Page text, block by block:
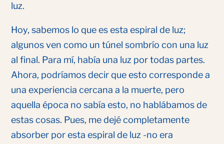
luz.
Hoy, sabemos lo que es esta espiral de luz;
algunos ven como un túnel sombrío con una luz
al final. Para mí, había una luz por todas partes.
Ahora, podríamos decir que esto corresponde a
una experiencia cercana a la muerte, pero
aquella época no sabía esto, no hablábamos de
estas cosas. Pues, me dejé completamente
absorber por esta espiral de luz -no era